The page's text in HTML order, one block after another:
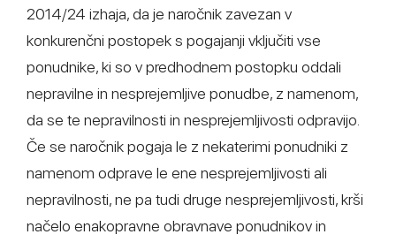
2014/24 izhaja, da je naročnik zavezan v
konkurenčni postopek s pogajanji vključiti vse
ponudnike, ki so v predhodnem postopku oddali
nepravilne in nesprejemljive ponudbe, z namenom,
da se te nepravilnosti in nesprejemljivosti odpravijo.
Če se naročnik pogaja le z nekaterimi ponudniki z
namenom odprave le ene nesprejemljivosti ali
nepravilnosti, ne pa tudi druge nesprejemljivosti, krši
načelo enakopravne obravnave ponudnikov in